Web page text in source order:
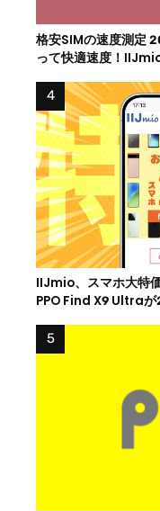
格安SIMの速度測定
って快適速度！
IIJmio、スマホ大特
PPO Find X9 Ultra